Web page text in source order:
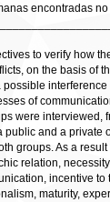
encontradas
to verify how
on the basis of
of
were interviewed,
and a
groups. As a
relation,
incentive
maturity,